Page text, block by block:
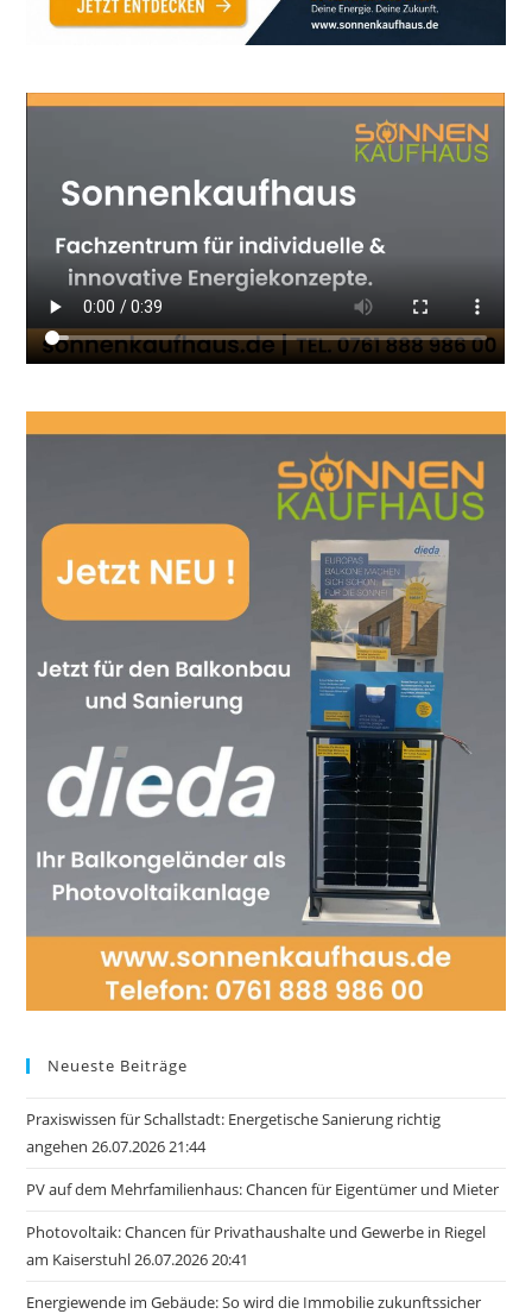
Neueste Beiträge
Praxiswissen für Schallstadt: Energetische Sanierung richtig
angehen 26.07.2026 21:44
PV auf dem Mehrfamilienhaus: Chancen für Eigentümer und Mieter
Photovoltaik: Chancen für Privathaushalte und Gewerbe in Riegel
am Kaiserstuhl 26.07.2026 20:41
Energiewende im Gebäude: So wird die Immobilie zukunftssicher